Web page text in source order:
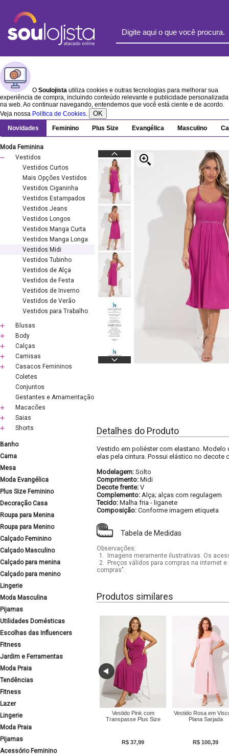
O Soulojista utiliza cookies e outras tecnologias para melhorar sua
experiência de compra, incluindo conteúdo relevante e publicidade personalizada
na web. Ao continuar navegando, entendemos que você está ciente e de acordo.
Veja nossa Política de Cookies. OK
Novidades Feminino Plus Size Evangélica Masculino
Moda Feminina
Vestidos
Vestidos Curtos
Mais Opções Vestidos
Vestidos Ciganinha
Vestidos Estampados
Vestidos Jeans
Vestidos Longos
Vestidos Manga Curta
Vestidos Manga Longa
Vestidos Midi
Vestidos Tubinho
Vestidos de Alça
Vestidos de Festa
Vestidos de Inverno
Vestidos de Verão
Vestidos para Trabalho
Blusas
Body
Calças
Camisas
Casacos Femininos
Coletes
Conjuntos
Gestantes e Amamentação
Macacões
Saias
Shorts
Banho
Cama
Mesa
Moda Evangélica
Plus Size Feminino
Decoração Casa
Roupa para Menina
Roupa para Menino
Calçado Feminino
Calçado Masculino
Calçado para menina
Calçado para menino
Lingerie
Moda Masculina
Pijamas
Utilidades Domésticas
Escolhas das Influencers
Fitness
Jardim e Ferramentas
Moda Praia
Tendências
Fitness
Lazer
Lingerie
Moda Praia
Pijamas
Acessório Feminino
Detalhes do Produto
Vestido em poliéster com elastano.
elas pela cintura. Possui elástico no decote
Modelagem: Solto
Comprimento: Midi
Decote frente: V
Complemento: Alça; alças com regulagem
Tecido: Malha fria - liganete
Composição: Conforme imagem etiqueta
Tabela de Medidas
Observações:
1.
Imagens meramente ilustrativas. Os
2.
Preços válidos para compras na internet
compras".
Produtos similares
Vestido Pink com
Transpasse Plus Size
R$ 37,99
Vestido Rosa em
Plana Sarjada
R$ 100,39